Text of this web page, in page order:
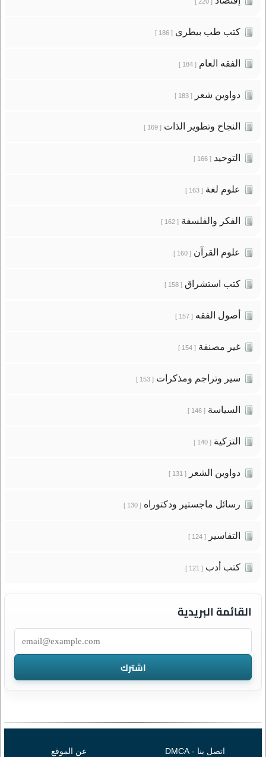
كتب طب بيطرى[ 186 ]
الفقه العام[ 184 ]
دواوين شعر[ 183 ]
النجاح وتطوير الذات[ 169 ]
التوحيد[ 166 ]
علوم لغة[ 163 ]
الفكر والفلسفة[ 162 ]
علوم القرآن[ 160 ]
كتب استشراق[ 158 ]
أصول الفقه[ 157 ]
غير مصنفة[ 154 ]
سير وتراجم ومذكرات[ 153 ]
السياسة[ 146 ]
التزكية[ 140 ]
دواوين الشعر[ 131 ]
رسائل ماجستير ودكتوراه[ 130 ]
التفاسير[ 124 ]
كتب أدب[ 121 ]
القائمة البريدية
اتصل بنا - DMCA عن الموقع